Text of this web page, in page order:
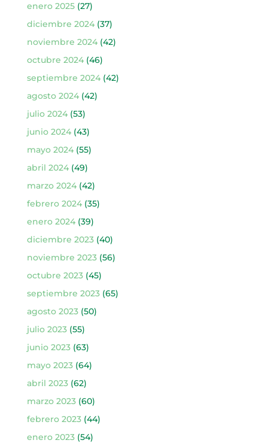
enero 2025(27)
diciembre 2024(37)
noviembre 2024(42)
octubre 2024(46)
septiembre 2024(42)
agosto 2024(42)
julio 2024(53)
junio 2024(43)
mayo 2024(55)
abril 2024(49)
marzo 2024(42)
febrero 2024(35)
enero 2024(39)
diciembre 2023(40)
noviembre 2023(56)
octubre 2023(45)
septiembre 2023(65)
agosto 2023(50)
julio 2023(55)
junio 2023(63)
mayo 2023(64)
abril 2023(62)
marzo 2023(60)
febrero 2023(44)
enero 2023(54)